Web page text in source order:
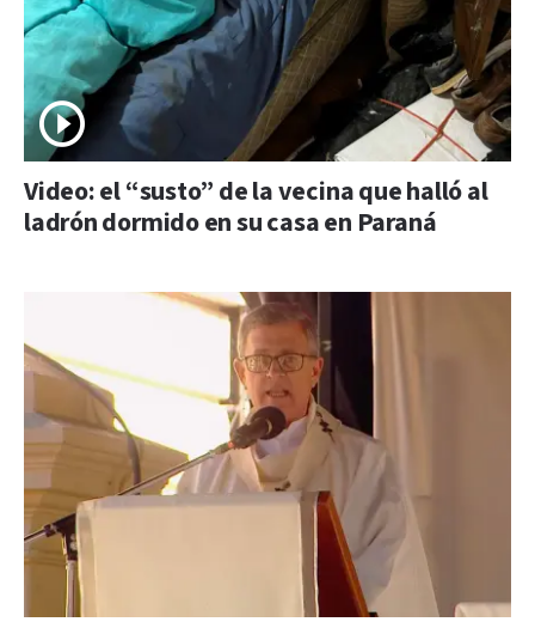
Video: el “susto” de la vecina que halló al
ladrón dormido en su casa en Paraná